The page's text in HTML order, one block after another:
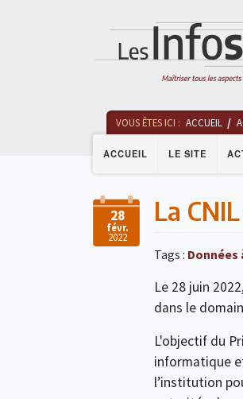
ACCUEIL LE SITE
VOUS ÊTES ICI : ACCUEIL
28
févr.
2022
La
Tags :
Le 28 juin
dans le
L'objectif du
informatique
l’institution